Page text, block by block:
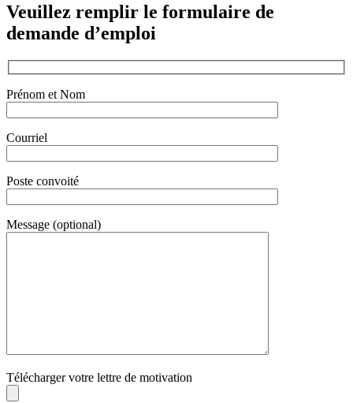
Veuillez remplir le formulaire de
demande d’emploi
Prénom et Nom
Courriel
Poste convoité
Message (optional)
Télécharger votre lettre de motivation